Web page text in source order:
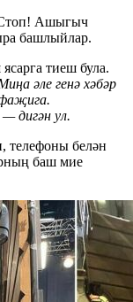
Стоп! Ашыгыч
башлыйлар.
тиеш була.
әле генә хәбәр
дигән ул.
телефоны белән
баш мие